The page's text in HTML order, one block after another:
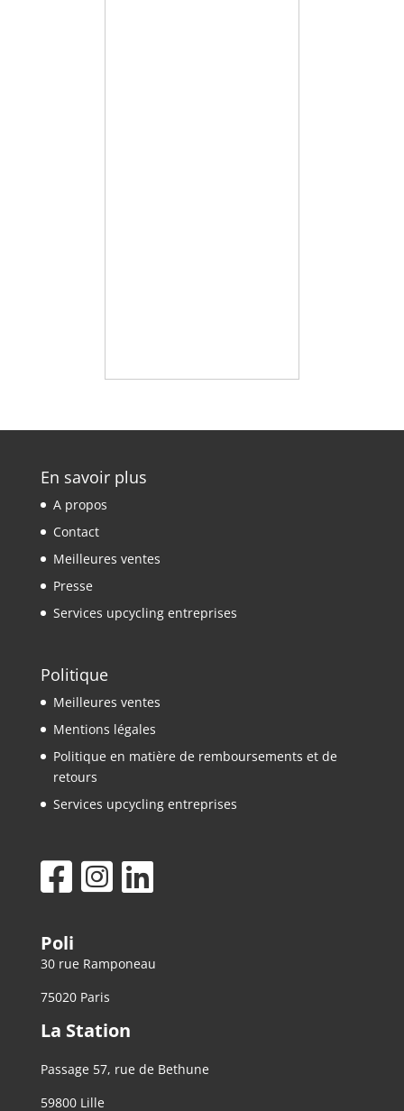
En savoir plus
A propos
Contact
Meilleures ventes
Presse
Services upcycling entreprises
Politique
Meilleures ventes
Mentions légales
Politique en matière de remboursements et de
retours
Services upcycling entreprises
Poli
30 rue Ramponeau
75020 Paris
La Station
Passage 57, rue de Bethune
59800 Lille